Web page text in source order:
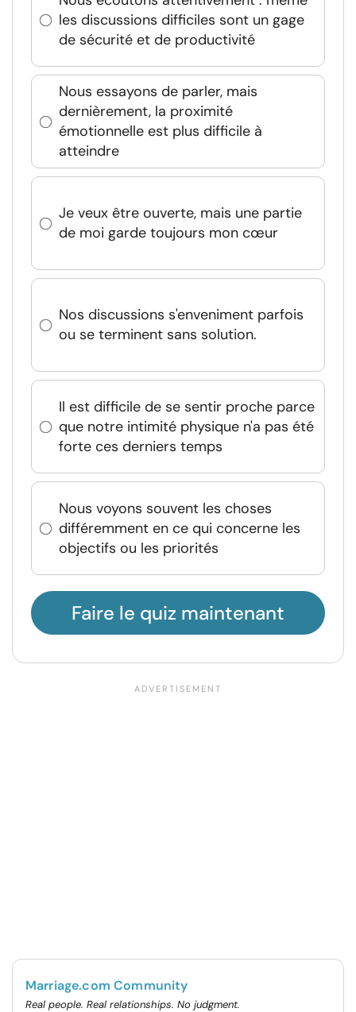
les discussions difficiles sont un gage
de sécurité et de productivité
Nous essayons de parler, mais
dernièrement, la proximité
émotionnelle est plus difficile à
atteindre
Je veux être ouverte, mais une partie
de moi garde toujours mon cœur
Nos discussions s'enveniment parfois
ou se terminent sans solution.
Il est difficile de se sentir proche parce
que notre intimité physique n'a pas été
forte ces derniers temps
Nous voyons souvent les choses
différemment en ce qui concerne les
objectifs ou les priorités
Faire le quiz maintenant
Marriage.com Community
Real people. Real relationships. No judgment.